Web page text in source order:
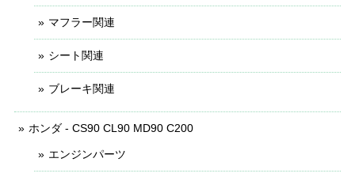
マフラー関連
シート関連
ブレーキ関連
ホンダ - CS90 CL90 MD90 C200
エンジンパーツ